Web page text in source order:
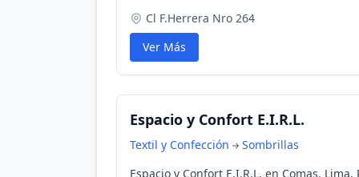
Cl F.Herrera Nro 264
Ver Más
Espacio y Confort E.I.R.L.
Textil y Confección
Sombrillas
Espacio y Confort E.I.R.L. en Comas, Lima,